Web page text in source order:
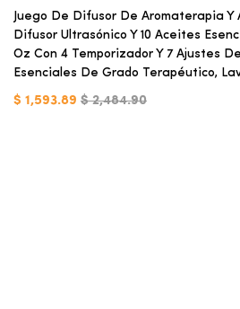
Juego De Difusor De Aromaterapia Y
Difusor Ultrasónico Y 10 Aceites
Oz Con 4 Temporizador Y 7 Ajustes
Esenciales De Grado Terapéutico,
$ 1,593.89 $ 2,484.90